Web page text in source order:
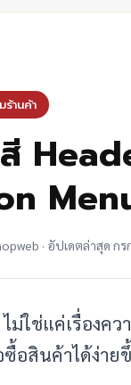
ร้านค้า
· อัปเดตล่าสุด ก
ไม่ใช่แค่เรื่องค
อสินค้าได้ง่า